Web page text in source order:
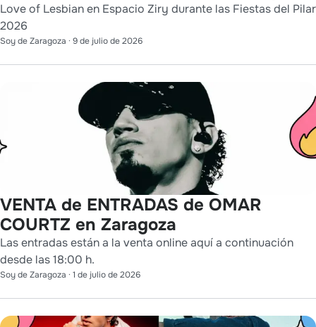
Love of Lesbian en Espacio Ziry durante las Fiestas del Pilar
2026
Soy de Zaragoza · 9 de julio de 2026
VENTA de ENTRADAS de OMAR
COURTZ en Zaragoza
Las entradas están a la venta online aquí a continuación
desde las 18:00 h.
Soy de Zaragoza · 1 de julio de 2026